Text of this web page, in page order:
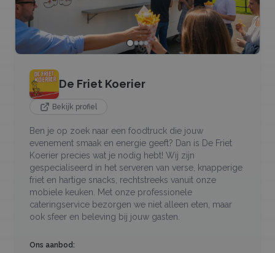
De Friet Koerier
Bekijk profiel
Ben je op zoek naar een foodtruck die jouw
evenement smaak en energie geeft? Dan is De Friet
Koerier precies wat je nodig hebt! Wij zijn
gespecialiseerd in het serveren van verse, knapperige
friet en hartige snacks, rechtstreeks vanuit onze
mobiele keuken. Met onze professionele
cateringservice bezorgen we niet alleen eten, maar
ook sfeer en beleving bij jouw gasten.
Ons aanbod: